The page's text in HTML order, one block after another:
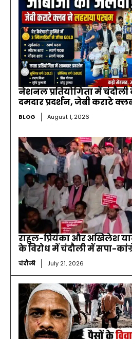
नेशनल प्रतियोगिता में चंदौली
दमदार प्रदर्शन, जेबी कराटे
BLOG August 1, 2026
राहुल-प्रियंका और अखिलेश
के विरोध में चंदौली में सपा-
चंदौली July 21, 2026